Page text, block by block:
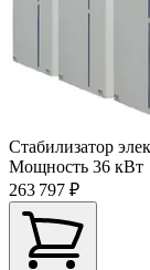
Стабилизатор
Мощность 36 кВт
263 797 ₽